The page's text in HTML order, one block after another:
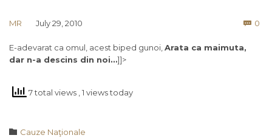
MR July 29, 2010  0
E-adevarat ca omul, acest biped gunoi, Arata ca maimuta,
dar n-a descins din noi…]]>
7 total views , 1 views today
 Category
Cauze Naţionale